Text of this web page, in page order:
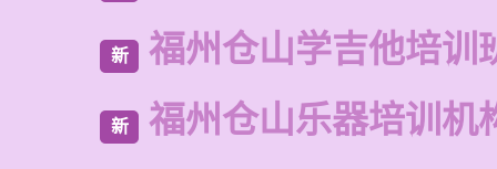
新 福州仓山学吉他培训
新 福州仓山乐器培训机